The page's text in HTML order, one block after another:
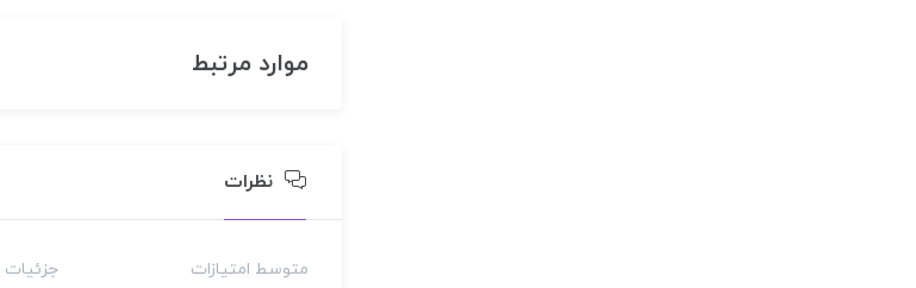
موارد مرتبط
نظرات
متوسط امتیازات جزئیات